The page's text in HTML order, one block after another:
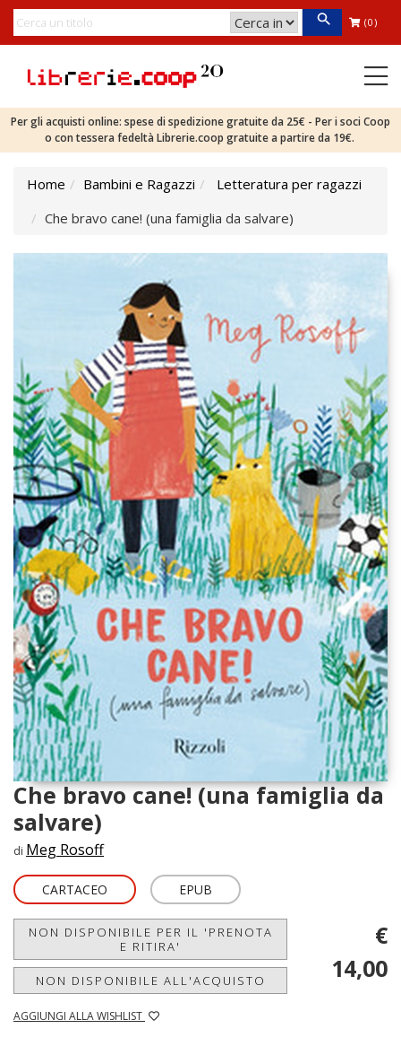
(0)
Per gli acquisti online: spese di spedizione gratuite da 25€ - Per i soci Coop
o con tessera fedeltà Librerie.coop gratuite a partire da 19€.
Home Bambini e Ragazzi
Letteratura per ragazzi
Che bravo cane! (una famiglia da salvare)
Che bravo cane! (una famiglia da
salvare)
di Meg Rosoff
CARTACEO EPUB
NON DISPONIBILE PER IL 'PRENOTA
E RITIRA'
NON DISPONIBILE ALL'ACQUISTO
AGGIUNGI ALLA WISHLIST
€
14,00